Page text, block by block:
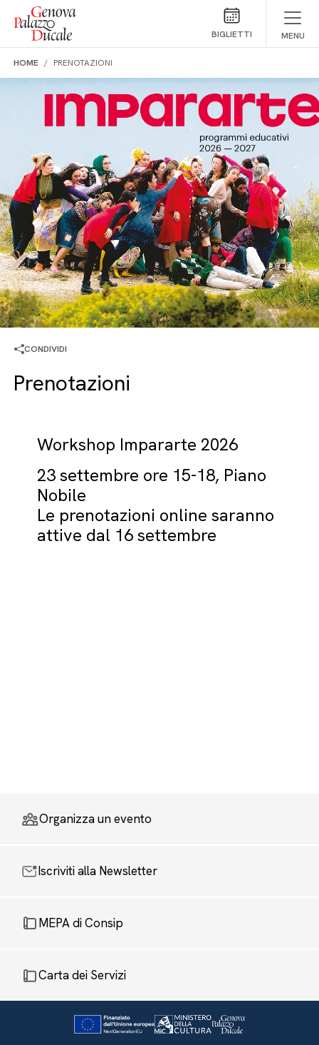
Salta al contenuto
BIGLIETTI MENU
HOME PRENOTAZIONI
CONDIVIDI
Prenotazioni
Workshop Impararte 2026
23 settembre ore 15-18, Piano
Nobile
Le prenotazioni online saranno
attive dal 16 settembre
Organizza un evento
Iscriviti alla Newsletter
MEPA di Consip
Carta dei Servizi